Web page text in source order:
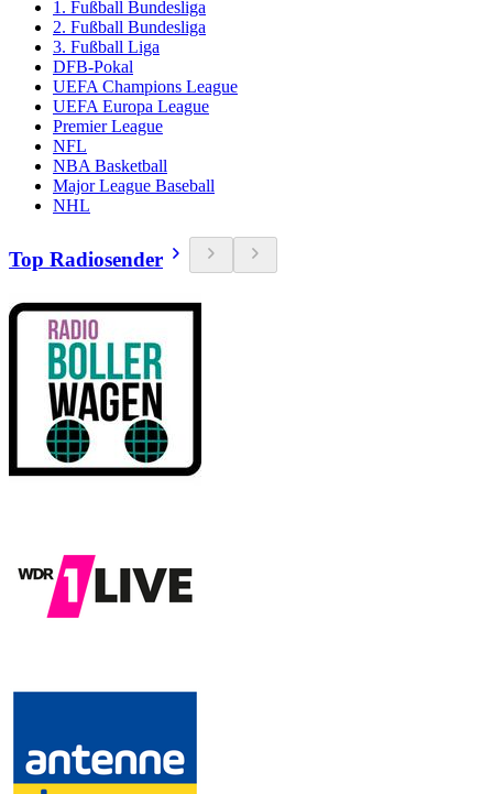
1. Fußball Bundesliga
2. Fußball Bundesliga
3. Fußball Liga
DFB-Pokal
UEFA Champions League
UEFA Europa League
Premier League
NFL
NBA Basketball
Major League Baseball
NHL
Top Radiosender